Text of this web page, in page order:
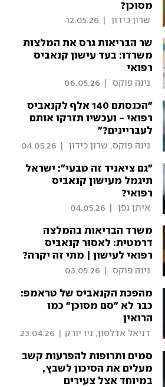
מסוכן?
שרון כידון 12.05.26
שר הבריאות גרס את המלצות
משרדו: בעד עישון קנאביס
רפואי
נינה פוקס 06.05.26
"הכנסתם 140 אלף לקנאביס
רפואי - ועכשיו תזרקו אותם
לעבריינים?"
נינה פוקס, שרון כידון 04.05.26
"גם ציאניד זה טבעי": ישראל
תיגמל מעישון קנאביס
רפואי?
איתן גפן 04.05.26
משרד הבריאות בהמלצה
דרמטית: לאסור קנאביס
רפואי לעישון | מתי זה יקרה?
נינה פוקס 03.05.26
מהפכת הקנאביס של טראמפ:
כבר לא "סם מסוכן" כמו
הרואין
דניאל אדלסון, ניו יורק 23.04.26
סמים ותרופות להפרעות קשב
מעלים את הסיכון לשבץ,
במיוחד אצל צעירים